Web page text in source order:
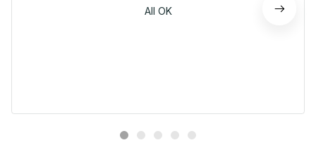
All OK